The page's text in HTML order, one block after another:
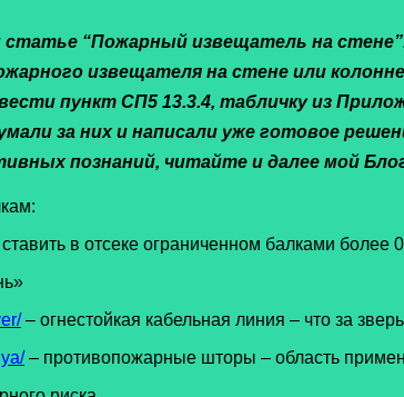
статье “Пожарный извещатель на
извещателя на стене или
пункт СП5 13.3.4, табличку из
за них и написали уже готовое
познаний, читайте и далее мой
в отсеке ограниченном балками более
– огнестойкая кабельная линия – что за
– противопожарные шторы – область